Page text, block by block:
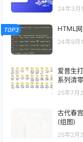
24年3月
TOP3 HTML
24年9月
爱普生
系列清
25年7月
古代春
(组图)
25年2月